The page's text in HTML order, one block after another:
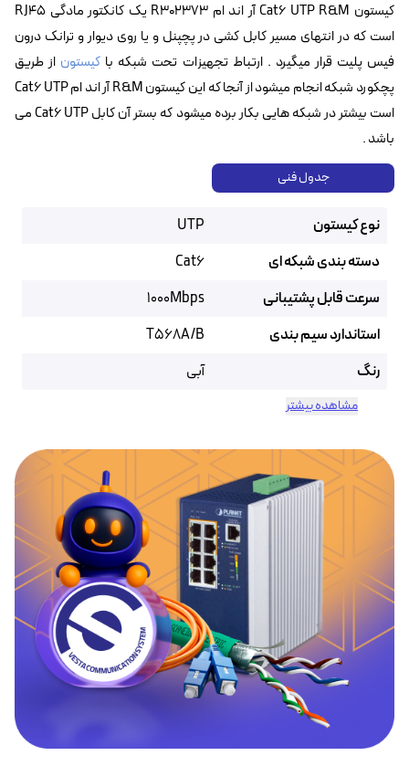
کیستون Cat6 UTP R&M آر اند ام R302373 یک کانکتور مادگی RJ45
است که در انتهای مسیر کابل کشی در پچپنل و یا روی دیوار و ترانک درون
فیس پلیت قرار میگیرد . ارتباط تجهیزات تحت شبکه با کیستون از طریق
پچکورد شبکه انجام میشود از آنجا که این کیستون R&M آر اند ام Cat6 UTP
است بیشتر در شبکه هایی بکار برده میشود که بستر آن کابل Cat6 UTP می
باشد .
جدول فنی
نوع کیستون
UTP
دسته بندی شبکه ای
Cat6
سرعت قابل پشتیبانی
1000Mbps
استاندارد سیم بندی
T568A/B
رنگ
آبی
مشاهده بیشتر